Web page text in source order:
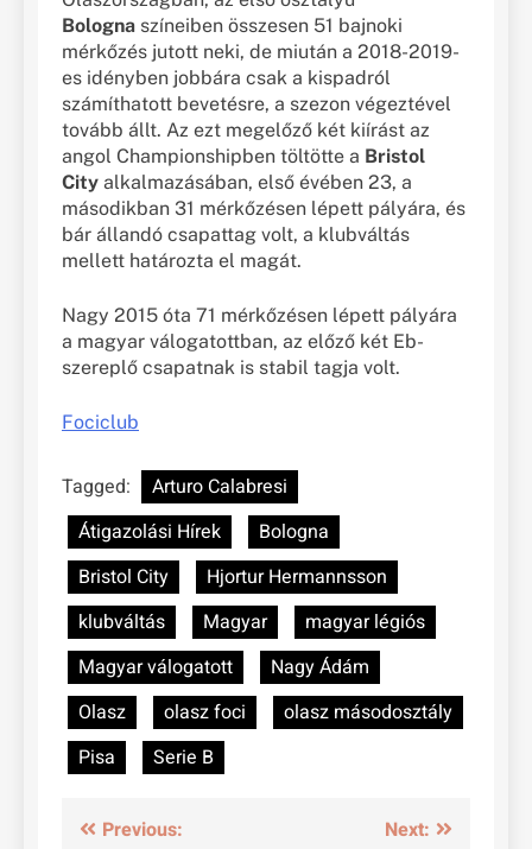
Bologna színeiben összesen 51 bajnoki
mérkőzés jutott neki, de miután a 2018-2019-
es idényben jobbára csak a kispadról
számíthatott bevetésre, a szezon végeztével
tovább állt. Az ezt megelőző két kiírást az
angol Championshipben töltötte a Bristol
City alkalmazásában, első évében 23, a
másodikban 31 mérkőzésen lépett pályára, és
bár állandó csapattag volt, a klubváltás
mellett határozta el magát.
Nagy 2015 óta 71 mérkőzésen lépett pályára
a magyar válogatottban, az előző két Eb-
szereplő csapatnak is stabil tagja volt.
Fociclub
Tagged:
Arturo Calabresi
Átigazolási Hírek
Bologna
Bristol City
Hjortur Hermannsson
klubváltás
Magyar
magyar légiós
Magyar válogatott
Nagy Ádám
Olasz
olasz foci
olasz másodosztály
Pisa
Serie B
Bejegyzés
Previous:
Next: